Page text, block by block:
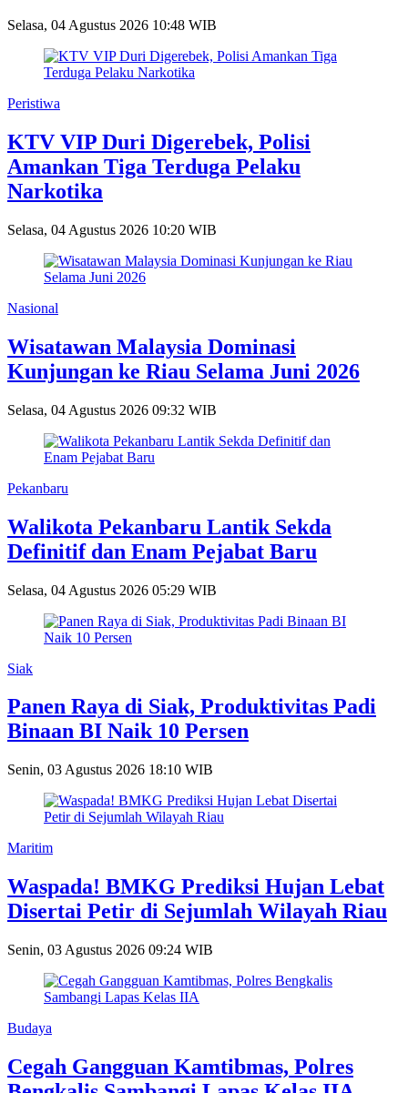
Selasa, 04 Agustus 2026 10:48 WIB
Peristiwa
KTV VIP Duri Digerebek, Polisi
Amankan Tiga Terduga Pelaku
Narkotika
Selasa, 04 Agustus 2026 10:20 WIB
Nasional
Wisatawan Malaysia Dominasi
Kunjungan ke Riau Selama Juni 2026
Selasa, 04 Agustus 2026 09:32 WIB
Pekanbaru
Walikota Pekanbaru Lantik Sekda
Definitif dan Enam Pejabat Baru
Selasa, 04 Agustus 2026 05:29 WIB
Siak
Panen Raya di Siak, Produktivitas Padi
Binaan BI Naik 10 Persen
Senin, 03 Agustus 2026 18:10 WIB
Maritim
Waspada! BMKG Prediksi Hujan Lebat
Disertai Petir di Sejumlah Wilayah Riau
Senin, 03 Agustus 2026 09:24 WIB
Budaya
Cegah Gangguan Kamtibmas, Polres